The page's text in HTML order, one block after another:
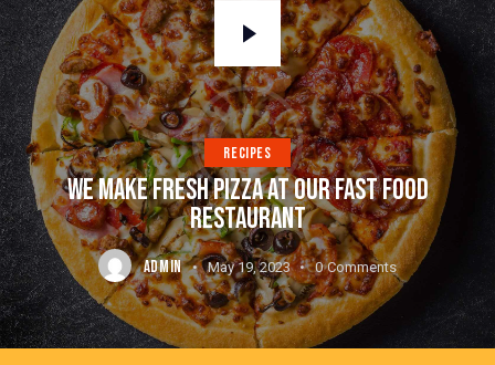
RECIPES
WE MAKE FRESH PIZZA AT OUR FAST FOOD
RESTAURANT
ADMIN May 19, 2023 0 Comments